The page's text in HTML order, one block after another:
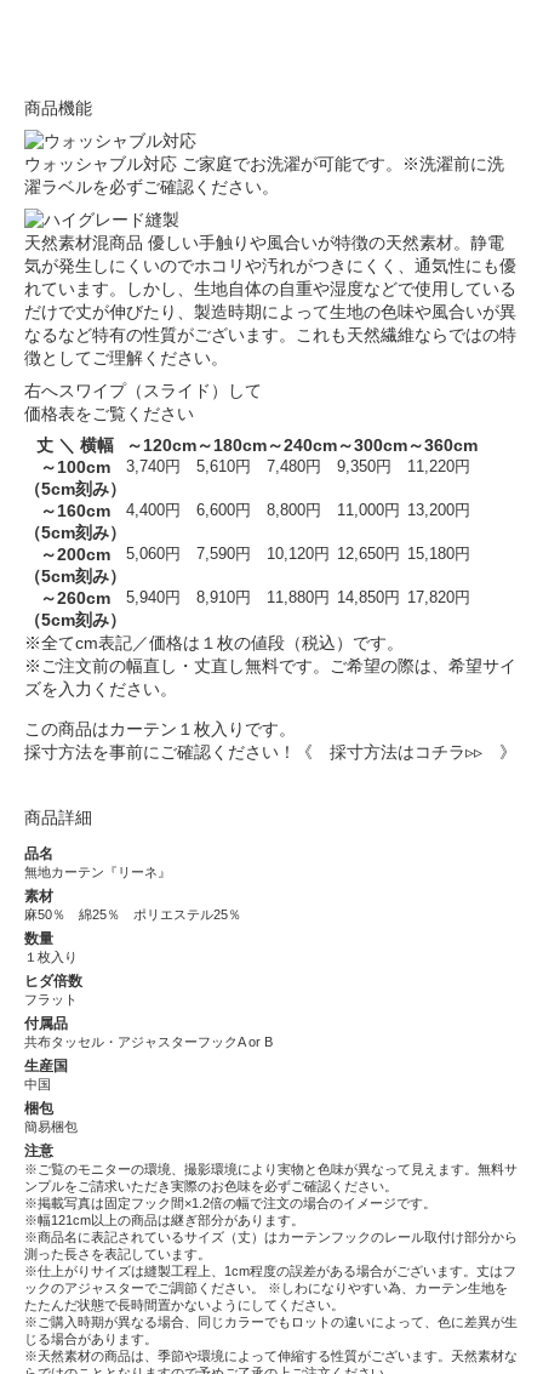
商品機能
ウォッシャブル対応 ご家庭でお洗濯が可能です。※洗濯前に洗
濯ラベルを必ずご確認ください。
天然素材混商品 優しい手触りや風合いが特徴の天然素材。静電
気が発生しにくいのでホコリや汚れがつきにくく、通気性にも優
れています。しかし、生地自体の自重や湿度などで使用している
だけで丈が伸びたり、製造時期によって生地の色味や風合いが異
なるなど特有の性質がございます。これも天然繊維ならではの特
徴としてご理解ください。
右へスワイプ（スライド）して
価格表をご覧ください
丈 ＼ 横幅
～120cm～180cm～240cm～300cm～360cm
～100cm
（5cm刻み）
3,740円 5,610円 7,480円 9,350円 11,220円
～160cm
（5cm刻み）
4,400円 6,600円 8,800円 11,000円 13,200円
～200cm
（5cm刻み）
5,060円 7,590円 10,120円 12,650円 15,180円
～260cm
（5cm刻み）
5,940円 8,910円 11,880円 14,850円 17,820円
※全てcm表記／価格は１枚の値段（税込）です。
※ご注文前の幅直し・丈直し無料です。ご希望の際は、希望サイ
ズを入力ください。
この商品はカーテン１枚入りです。
採寸方法を事前にご確認ください！
《 採寸方法はコチラ▹▹ 》
商品詳細
品名
無地カーテン『リーネ』
素材
麻50％ 綿25％ ポリエステル25％
数量
１枚入り
ヒダ倍数
フラット
付属品
共布タッセル・アジャスターフックA or B
生産国
中国
梱包
簡易梱包
注意
※ご覧のモニターの環境、撮影環境により実物と色味が異なって見えます。無料サ
ンプルをご請求いただき実際のお色味を必ずご確認ください。
※掲載写真は固定フック間×1.2倍の幅で注文の場合のイメージです。
※幅121cm以上の商品は継ぎ部分があります。
※商品名に表記されているサイズ（丈）はカーテンフックのレール取付け部分から
測った長さを表記しています。
※仕上がりサイズは縫製工程上、1cm程度の誤差がある場合がございます。丈はフ
ックのアジャスターでご調節ください。
※しわになりやすい為、カーテン生地を
たたんだ状態で長時間置かないようにしてください。
※ご購入時期が異なる場合、同じカラーでもロットの違いによって、色に差異が生
じる場合があります。
※天然素材の商品は、季節や環境によって伸縮する性質がございます。天然素材な